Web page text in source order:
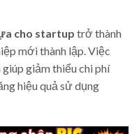
cho startup trở thành
mới thành lập. Việc
giảm thiểu chi phí
hiệu quả sử dụng